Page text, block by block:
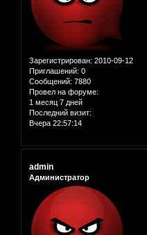
Зарегистрирован: 2010-09-12
Приглашений: 0
Сообщений: 7880
Провел на форуме:
1 месяц 7 дней
Последний визит:
Вчера 22:57:14
admin
Администратор